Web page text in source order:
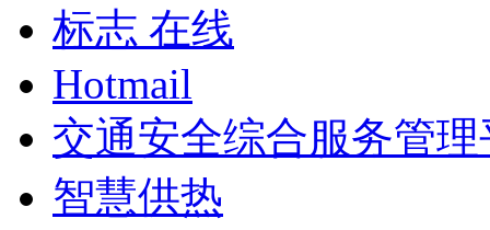
标志 在线
Hotmail
交通安全综合服务管理
智慧供热